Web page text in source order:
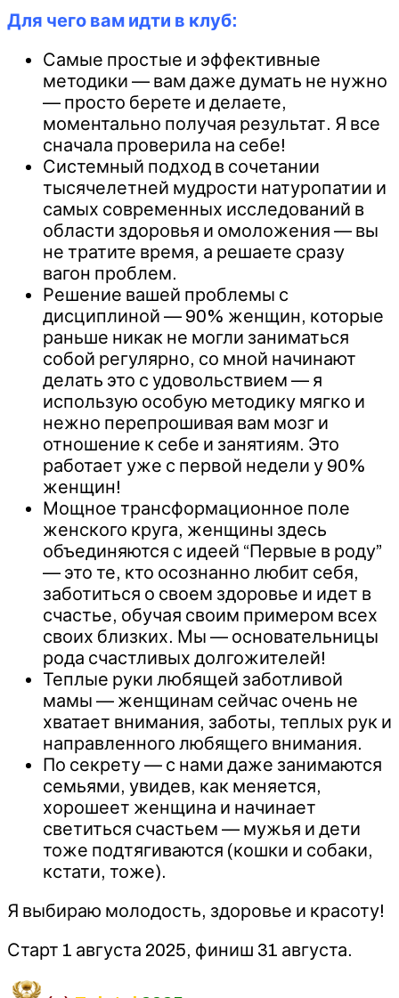
Для чего вам идти в клуб:
Самые простые и эффективные
методики — вам даже думать не нужно
— просто берете и делаете,
моментально получая результат. Я все
сначала проверила на себе!
Системный подход в сочетании
тысячелетней мудрости натуропатии и
самых современных исследований в
области здоровья и омоложения — вы
не тратите время, а решаете сразу
вагон проблем.
Решение вашей проблемы с
дисциплиной — 90% женщин, которые
раньше никак не могли заниматься
собой регулярно, со мной начинают
делать это с удовольствием — я
использую особую методику мягко и
нежно перепрошивая вам мозг и
отношение к себе и занятиям. Это
работает уже с первой недели у 90%
женщин!
Мощное трансформационное поле
женского круга, женщины здесь
объединяются с идеей “Первые в роду”
— это те, кто осознанно любит себя,
заботиться о своем здоровье и идет в
счастье, обучая своим примером всех
своих близких. Мы — основательницы
рода счастливых долгожителей!
Теплые руки любящей заботливой
мамы — женщинам сейчас очень не
хватает внимания, заботы, теплых рук и
направленного любящего внимания.
По секрету — с нами даже занимаются
семьями, увидев, как меняется,
хорошеет женщина и начинает
светиться счастьем — мужья и дети
тоже подтягиваются (кошки и собаки,
кстати, тоже).
Я выбираю молодость, здоровье и красоту!
Старт 1 августа 2025, финиш 31 августа.